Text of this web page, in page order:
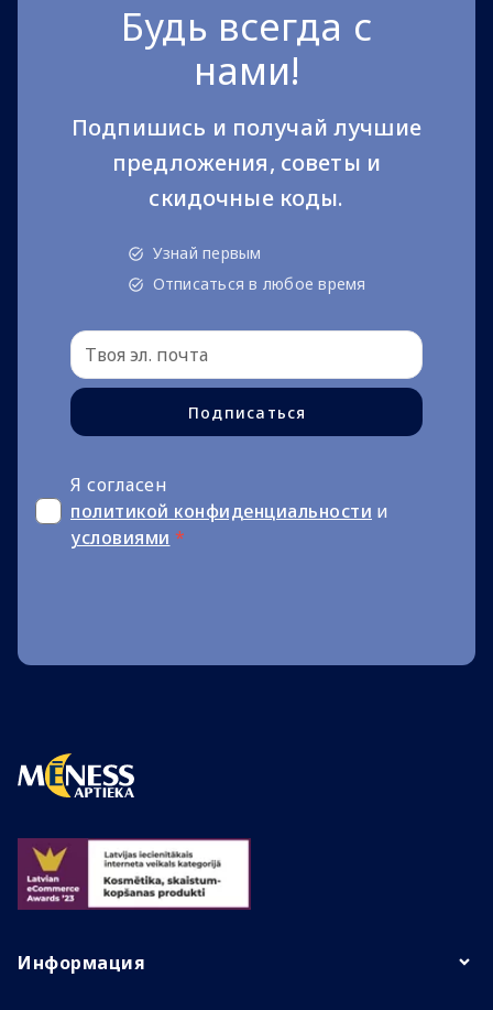
Будь всегда с
нами!
Подпишись и получай лучшие
предложения, советы и
скидочные коды.
Узнай первым
Отписаться в любое время
Подписаться
Я согласен
политикой конфиденциальности и
условиями *
Информация